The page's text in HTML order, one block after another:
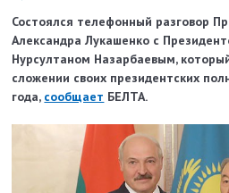
Состоялся телефонный разговор
Александра Лукашенко с
Нурсултаном Назарбаевым,
сложении своих президентских
года, сообщает БЕЛТА.